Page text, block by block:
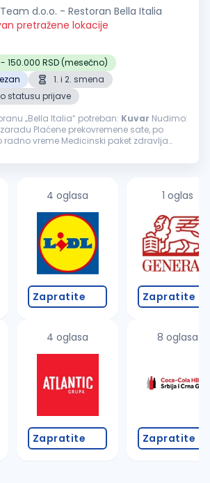
d.o.o. - Restoran Bella Italia
pretražene lokacije
150.000 RSD (mesečno)
1. i 2. smena
statusu prijave
„Bella Italia“ potreban: Kuvar Nudimo:
Plaćene prekovremene sate, po
vreme Medicinski paket zdravlja
4 oglasa
Zapratite
4 oglasa
Zapratite
1 oglas
Zapratite
8 oglasa
Zapratite